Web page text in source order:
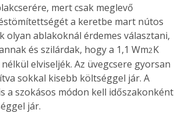
mert csak meglevő
a keretbe mart nútos
olyan ablakoknál érdemes választani,
és szilárdak, hogy a 1,1 Wm2K
elviseljék. Az üvegcsere gyorsan
sokkal kisebb költséggel jár. A
a szokásos módon kell időszakonként
jár.